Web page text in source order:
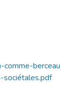
comme-berceau
sociétales.pdf